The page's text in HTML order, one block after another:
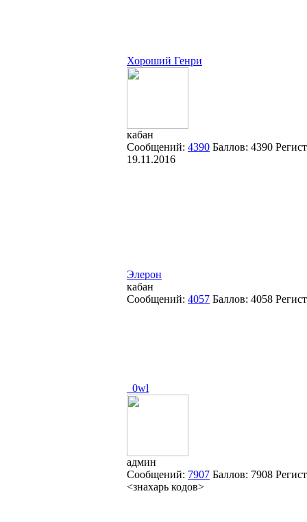
Хороший Генри
кабан
Сообщений: 4390 Баллов: 4390
19.11.2016
Элерон
кабан
Сообщений: 4057 Баллов: 4058
_0wl
админ
Сообщений: 7907 Баллов: 7908
<знахарь кодов>